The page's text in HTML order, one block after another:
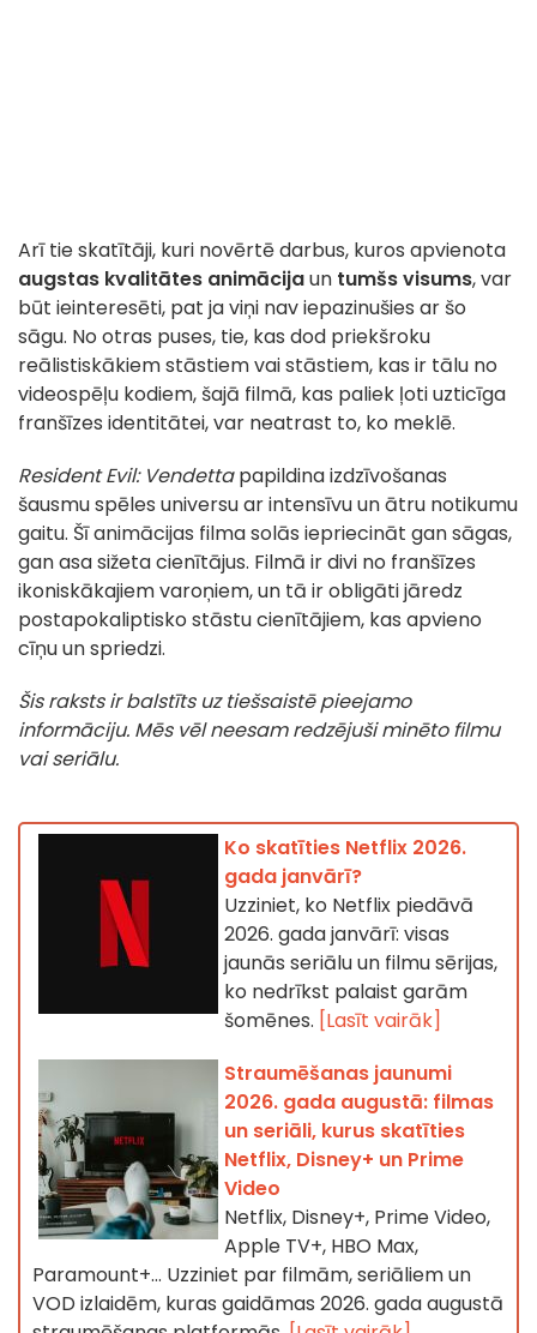
Arī tie skatītāji, kuri novērtē darbus, kuros apvienota
augstas kvalitātes animācijaun tumšs visums, var
būt ieinteresēti, pat ja viņi nav iepazinušies ar šo
sāgu. No otras puses, tie, kas dod priekšroku
reālistiskākiem stāstiem vai stāstiem, kas ir tālu no
videospēļu kodiem, šajā filmā, kas paliek ļoti uzticīga
franšīzes identitātei, var neatrast to, ko meklē.
Resident Evil: Vendettapapildina izdzīvošanas
šausmu spēles universu ar intensīvu un ātru notikumu
gaitu. Šī animācijas filma solās iepriecināt gan sāgas,
gan asa sižeta cienītājus. Filmā ir divi no franšīzes
ikoniskākajiem varoņiem, un tā ir obligāti jāredz
postapokaliptisko stāstu cienītājiem, kas apvieno
cīņu un spriedzi.
Šis raksts ir balstīts uz tiešsaistē pieejamo
informāciju. Mēs vēl neesam redzējuši minēto filmu
vai seriālu.
Ko skatīties Netflix 2026.
gada janvārī?
Uzziniet, ko Netflix piedāvā
2026. gada janvārī: visas
jaunās seriālu un filmu sērijas,
ko nedrīkst palaist garām
šomēnes. [Lasīt vairāk]
Straumēšanas jaunumi
2026. gada augustā: filmas
un seriāli, kurus skatīties
Netflix, Disney+ un Prime
Video
Netflix, Disney+, Prime Video,
Apple TV+, HBO Max,
Paramount+… Uzziniet par filmām, seriāliem un
VOD izlaidēm, kuras gaidāmas 2026. gada augustā